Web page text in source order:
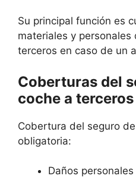
Su principal función es
materiales y personales
terceros en caso de un
Coberturas del
coche a terceros
Cobertura del seguro
obligatoria:
Daños